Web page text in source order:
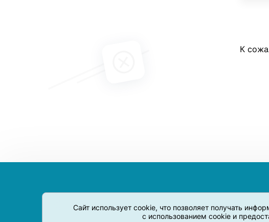
Сайт использует cookie, что позволяет получать
с использованием cookie и
К